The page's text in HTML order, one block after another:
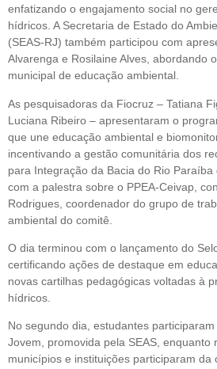
enfatizando o engajamento social no
hídricos. A Secretaria de Estado do
(SEAS-RJ) também participou com
Alvarenga e Rosilaine Alves, abordando
municipal de educação ambiental.
As pesquisadoras da Fiocruz – Tatiana
Luciana Ribeiro – apresentaram o
que une educação ambiental e
incentivando a gestão comunitária dos
para Integração da Bacia do Rio
com a palestra sobre o PPEA-Ceivap,
Rodrigues, coordenador do grupo de
ambiental do comitê.
O dia terminou com o lançamento do
certificando ações de destaque em
novas cartilhas pedagógicas voltadas à
hídricos.
No segundo dia, estudantes
Jovem, promovida pela SEAS, enquanto
municípios e instituições participaram da